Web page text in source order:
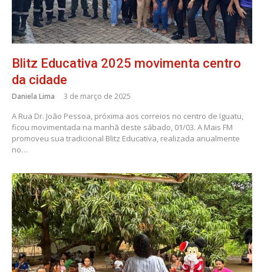
Blitz Educativa 2025 movimenta centro
da cidade
Daniela Lima 3 de março de 2025
A Rua Dr. João Pessoa, próxima aos correios no centro de Iguatu,
ficou movimentada na manhã deste sábado, 01/03. A Mais FM
promoveu sua tradicional Blitz Educativa, realizada anualmente
no…